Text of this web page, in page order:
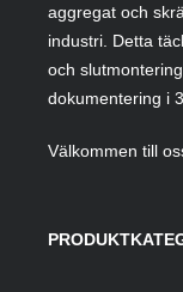
aggregat och
industri. Detta
och
dokumentering i
Välkommen till